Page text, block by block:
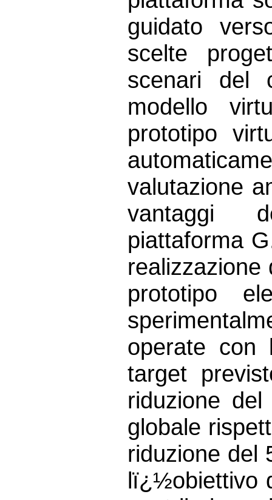
guidato
scelte
scenari del
modello
prototipo
valutazione
vantaggi
piattaforma
realizzazione
prototipo
operate con
target
riduzione
globale
riduzione del
lï¿½obiettivo